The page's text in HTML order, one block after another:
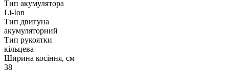
Тип акумулятора
Li-Ion
Тип двигуна
акумуляторний
Тип рукоятки
кільцева
Ширина косіння, см
38